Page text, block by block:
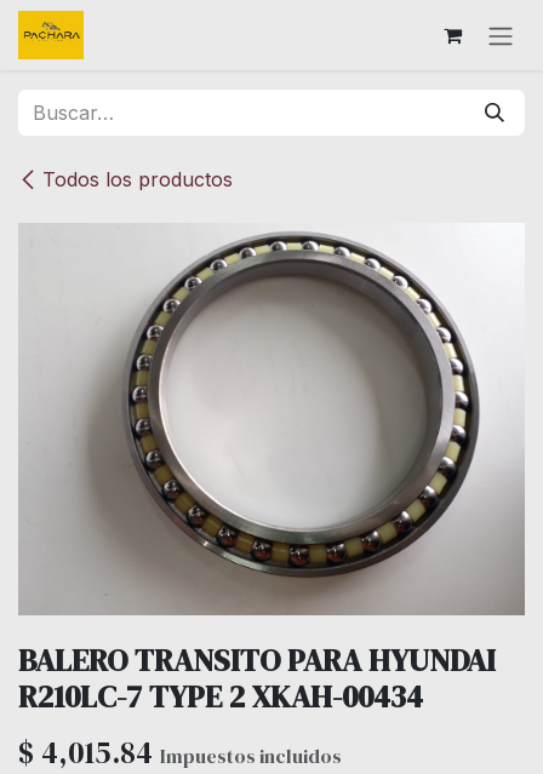
Ir al contenido
Todos los productos
BALERO TRANSITO PARA HYUNDAI
R210LC-7 TYPE 2 XKAH-00434
$ 4,015.84 Impuestos incluidos